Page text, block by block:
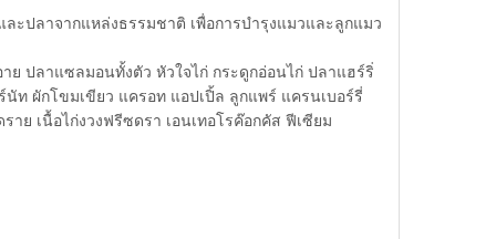
ะปลาจากแหล่งธรรมชาติ เพื่อการบำรุงแมวและลูกแมว
ย ปลาแซลมอนทั้งตัว หัวใจไก่ กระดูกอ่อนไก่ ปลาแฮร์ริ่
ท ผักโขมเขียว แครอท แอปเปิ้ล ลูกแพร์ แครนเบอร์รี่
ย เนื้อไก่งวงฟรีซดรา เอนเทอโรค๊อกคัส ฟีเซียม